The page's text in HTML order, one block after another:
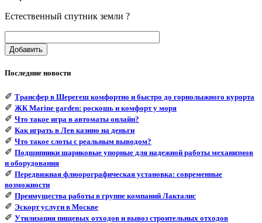
Естественный спутник земли ?
Добавить
Последние новости
✐ Трансфер в Шерегеш комфортно и быстро до горнолыжного курорта
✐ ЖК Marine garden: роскошь и комфорт у моря
✐ Что такое игра в автоматы онлайн?
✐ Как играть в Лев казино на деньги
✐ Что такое слоты с реальным выводом?
✐ Подшипники шариковые упорные для надежной работы механизмов
и оборудования
✐ Передвижная флюорографическая установка: современные
возможности
✐ Преимущества работы в группе компаний Лакталис
✐ Эскорт услуги в Москве
✐ Утилизация пищевых отходов и вывоз строительных отходов